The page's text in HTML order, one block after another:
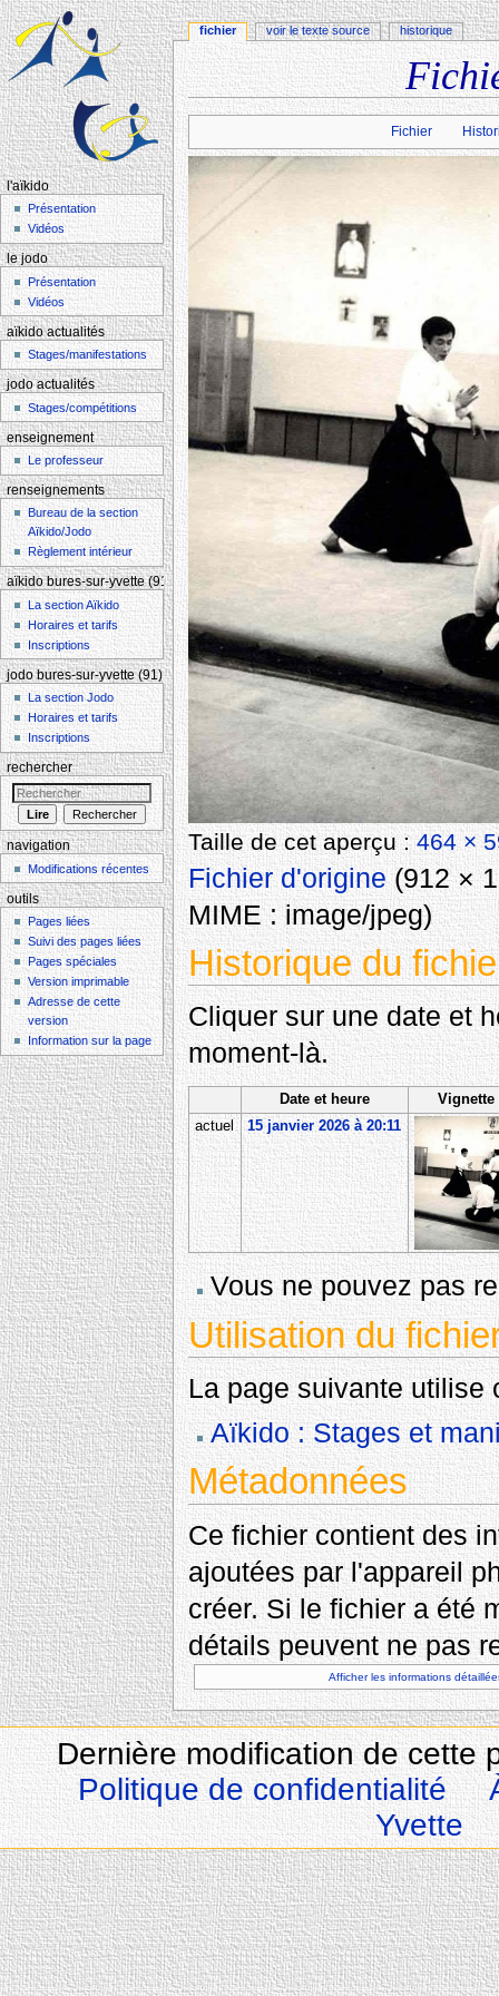
Aller à :navigation , rechercher
Fichier
Taille de cet aperçu :464 ×
Fichier d'origine‎(912 ×
MIME :image/jpeg)
Historique du
Cliquer sur une date et
moment-là.
Date et heure
Vignette
actuel
15 janvier 2026 à 20:11
Vous ne pouvez pas
Utilisation du
La page suivante utilise
Aïkido : Stages et
Métadonnées
Ce fichier contient des
ajoutées par l'appareil
créer. Si le fichier a été
détails peuvent ne pas
Afficher les informations
fichier voir le texte source historique
l'aïkido
Présentation
Vidéos
le jodo
Présentation
Vidéos
aïkido actualités
Stages/manifestations
jodo actualités
Stages/compétitions
enseignement
Le professeur
renseignements
Bureau de la section
Aïkido/Jodo
Règlement intérieur
aïkido bures-sur-yvette (91)
La section Aïkido
Horaires et tarifs
Inscriptions
jodo bures-sur-yvette (91)
La section Jodo
Horaires et tarifs
Inscriptions
rechercher
navigation
Modifications récentes
outils
Pages liées
Suivi des pages liées
Pages spéciales
Version imprimable
Adresse de cette
version
Information sur la page
Dernière modification de cette
Politique de confidentialité
Yvette